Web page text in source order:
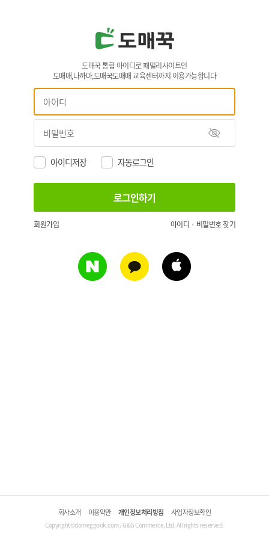
도매꾹 통합 아이디로 패밀리사이트인
도매매,나까마,도매꾹도매매 교육센터까지 이용가능합니다
아이디저장 자동로그인
회원가입 아이디 · 비밀번호 찾기
회사소개 이용약관 개인정보처리방침 사업자정보확인
Copyright©domeggook.com / G&G Commerce, Ltd. All rights reserved.